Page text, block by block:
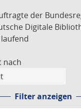
der
Digitale
laufend
nach
Filter anzeigen